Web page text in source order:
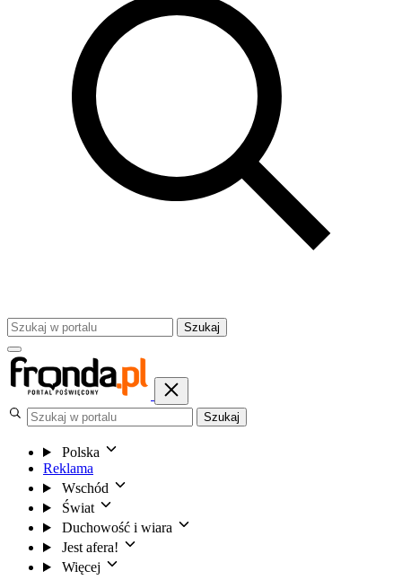
Szukaj
Szukaj
Polska
Reklama
Wschód
Świat
Duchowość i wiara
Jest afera!
Więcej